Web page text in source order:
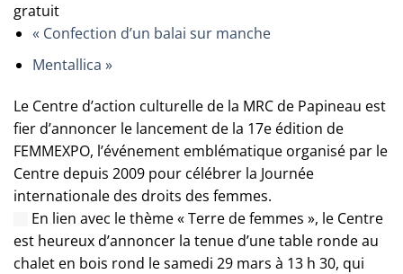
gratuit
«Confection d’un balai sur manche
Mentallica »
Le Centre d’action culturelle de la MRC de Papineau est
fier d’annoncer le lancement de la 17e édition de
FEMMEXPO, l’événement emblématique organisé par le
Centre depuis 2009 pour célébrer la Journée
internationale des droits des femmes.
En lien avec le thème « Terre de femmes », le Centre
est heureux d’annoncer la tenue d’une table ronde au
chalet en bois rond le samedi 29 mars à 13 h 30, qui